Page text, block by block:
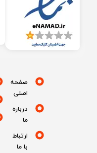
صفحه
درباره
ارتباط